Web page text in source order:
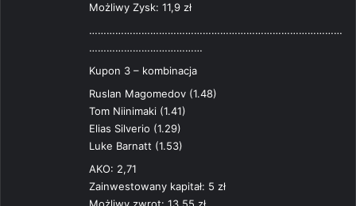
Możliwy Zysk: 11,9 zł
……………………………………………………………………………
…………………………………
Kupon 3 – kombinacja
Ruslan Magomedov (1.48)
Tom Niinimaki (1.41)
Elias Silverio (1.29)
Luke Barnatt (1.53)
AKO: 2,71
Zainwestowany kapitał: 5 zł